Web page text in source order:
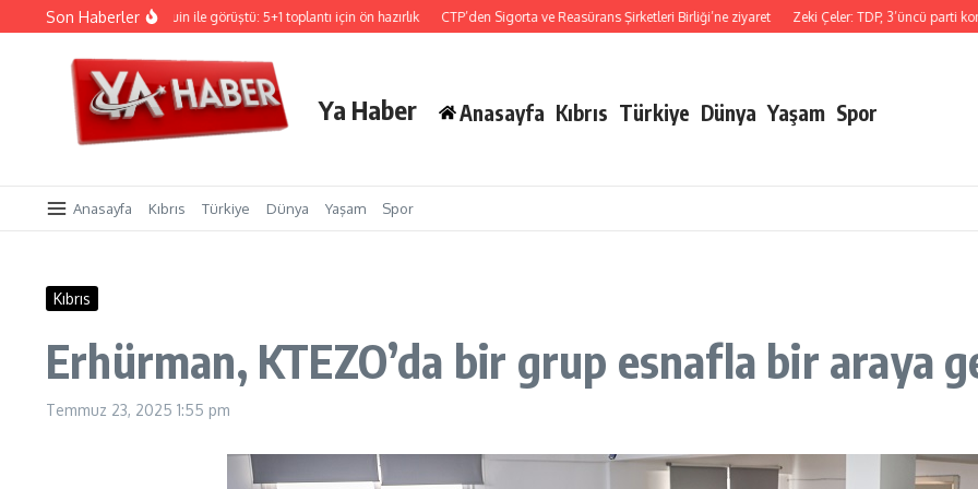
İçeriğe atlaSon Haberler
Hristodulidis, Holguin ile görüştü: 5+1 toplantı için ön hazırlık CTP’den Sigorta ve Reasürans Şirketleri Birliği’ne ziyaret Zeki Çeler: TDP, 3’üncü parti
Ya Haber Anasayfa Kıbrıs Türkiye Dünya Yaşam Spor
Anasayfa Kıbrıs Türkiye Dünya Yaşam Spor
Kıbrıs
Erhürman, KTEZO’da bir grup esnafla bir araya
Temmuz 23, 2025 1:55 pm